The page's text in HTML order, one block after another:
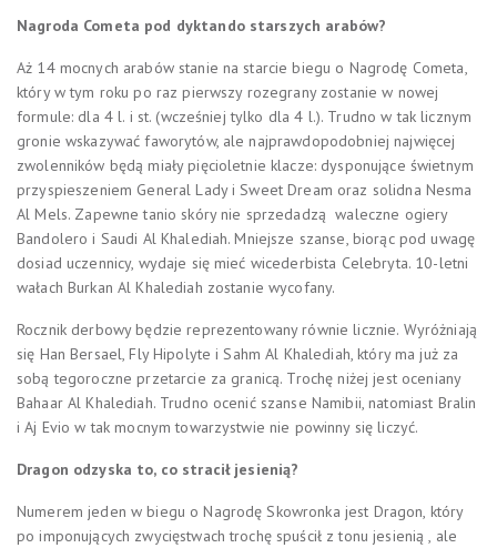
Nagroda Cometa pod dyktando starszych arabów?
Aż 14 mocnych arabów stanie na starcie biegu o Nagrodę Cometa,
który w tym roku po raz pierwszy rozegrany zostanie w nowej
formule: dla 4 l. i st. (wcześniej tylko dla 4 l.). Trudno w tak licznym
gronie wskazywać faworytów, ale najprawdopodobniej najwięcej
zwolenników będą miały pięcioletnie klacze: dysponujące świetnym
przyspieszeniem General Lady i Sweet Dream oraz solidna Nesma
Al Mels. Zapewne tanio skóry nie sprzedadzą waleczne ogiery
Bandolero i Saudi Al Khalediah. Mniejsze szanse, biorąc pod uwagę
dosiad uczennicy, wydaje się mieć wicederbista Celebryta. 10-letni
wałach Burkan Al Khalediah zostanie wycofany.
Rocznik derbowy będzie reprezentowany równie licznie. Wyróżniają
się Han Bersael, Fly Hipolyte i Sahm Al Khalediah, który ma już za
sobą tegoroczne przetarcie za granicą. Trochę niżej jest oceniany
Bahaar Al Khalediah. Trudno ocenić szanse Namibii, natomiast Bralin
i Aj Evio w tak mocnym towarzystwie nie powinny się liczyć.
Dragon odzyska to, co stracił jesienią?
Numerem jeden w biegu o Nagrodę Skowronka jest Dragon, który
po imponujących zwycięstwach trochę spuścił z tonu jesienią , ale